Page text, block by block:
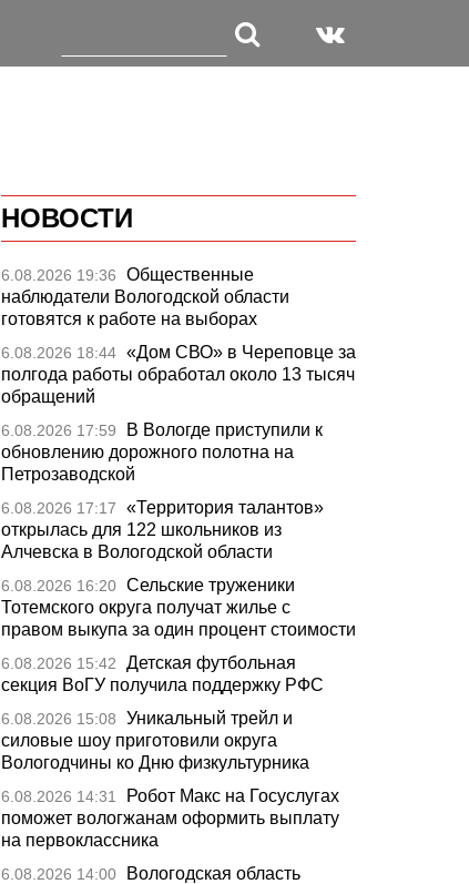
НОВОСТИ
6.08.2026 19:36
Общественные
наблюдатели Вологодской области
готовятся к работе на выборах
6.08.2026 18:44 «Дом СВО» в Череповце за
полгода работы обработал около 13 тысяч
обращений
6.08.2026 17:59
В Вологде приступили к
обновлению дорожного полотна на
Петрозаводской
6.08.2026 17:17
«Территория талантов»
открылась для 122 школьников из
Алчевска в Вологодской области
6.08.2026 16:20 Сельские труженики
Тотемского округа получат жилье с
правом выкупа за один процент стоимости
6.08.2026 15:42
Детская футбольная
секция ВоГУ получила поддержку РФС
6.08.2026 15:08
Уникальный трейл и
силовые шоу приготовили округа
Вологодчины ко Дню физкультурника
6.08.2026 14:31
Робот Макс на Госуслугах
поможет вологжанам оформить выплату
на первоклассника
6.08.2026 14:00
Вологодская область